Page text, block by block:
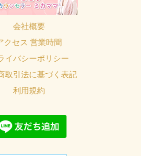
会社概要
クセス 営業時間
イバシーポリシー
取引法に基づく表記
利用規約